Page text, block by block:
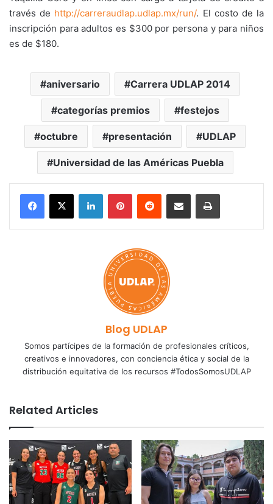
través de http://carreraudlap.udlap.mx/run/. El costo de la
inscripción para adultos es $300 por persona y para niños
es de $180.
aniversario Carrera UDLAP 2014
categorías premios festejos
octubre presentación UDLAP
Universidad de las Américas Puebla
LinkedInPinterestReddit Share via Email Print
Blog UDLAP
Somos partícipes de la formación de profesionales críticos,
creativos e innovadores, con conciencia ética y social de la
distribución equitativa de los recursos #TodosSomosUDLAP
Related Articles